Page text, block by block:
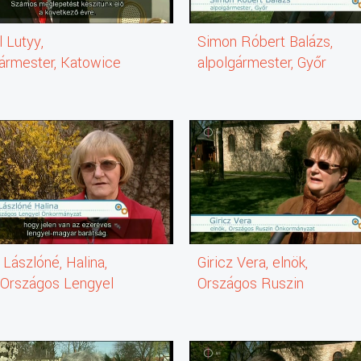
szokásoka mutatjuk be.
Lutyy,
Katowice
Halina,
Lengyel
Simon Róbert Balázs,
alpolgármester, Győr
Giricz Vera, elnök,
Országos Ruszin